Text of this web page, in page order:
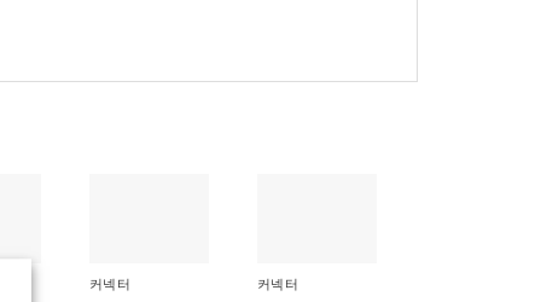
커넥터 커넥터